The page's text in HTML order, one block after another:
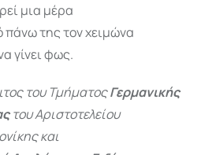
μια μέρα
πάνω της τον χειμώνα
γίνει φως.
του ΤμήματοςΓερμανικής
του Αριστοτελείου
και